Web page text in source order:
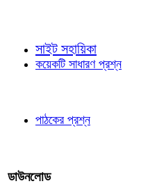
সাইট সহায়িকা
কয়েকটি সাধারণ প্রশ্ন
পাঠকের প্রশ্ন
ডাউনলোড